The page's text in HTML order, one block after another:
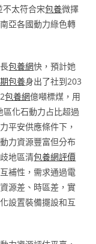
不太符合宋包養微擇
亞各國動力綠色轉
包養網快，預計她
包養身出了社到203
包養網億噸標煤，用
化石動力占比超過
平安供應條件下，
力資源豐富但分布
地區清包養網評價
補性，需求通過電
源差、時區差，實
設置裝備擺設和互